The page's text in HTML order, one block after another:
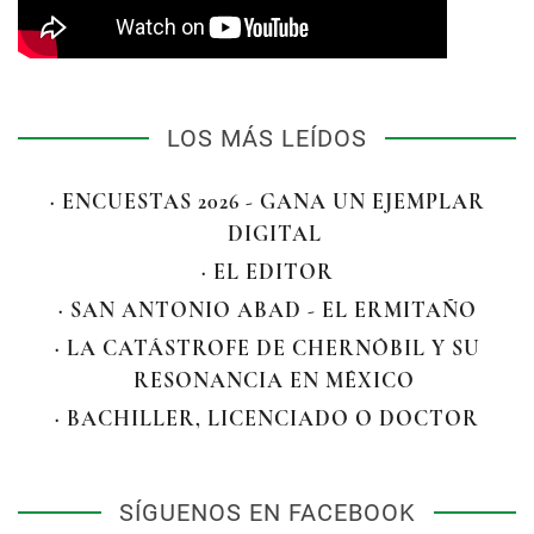
LOS MÁS LEÍDOS
· ENCUESTAS 2026 - GANA UN EJEMPLAR
DIGITAL
· EL EDITOR
· SAN ANTONIO ABAD - EL ERMITAÑO
· LA CATÁSTROFE DE CHERNÓBIL Y SU
RESONANCIA EN MÉXICO
· BACHILLER, LICENCIADO O DOCTOR
SÍGUENOS EN FACEBOOK